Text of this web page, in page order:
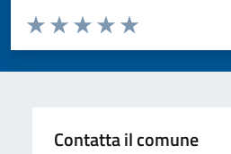
Valuta da 1 a 5 stelle la pagina
Valuta 5 stelle su
Valuta 4 stelle su 5
Valuta 3 stelle su 5
Valuta 2 stelle su 5
Valuta 1 stelle su 5
Contatta il comune